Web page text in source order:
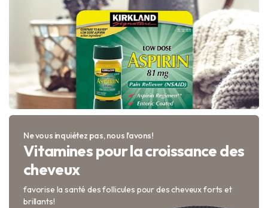
Ne vous inquiétez pas, nous l'avons!
Vitamines pour la croissance des
cheveux
favorise la santé des follicules pour des cheveux forts et
brillants!